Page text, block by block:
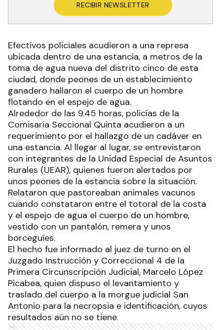
RECIBIR NEWSLETTER
Efectivos policiales acudieron a una represa
ubicada dentro de una estancia, a metros de la
toma de agua nueva del distrito cinco de esta
ciudad, donde peones de un establecimiento
ganadero hallaron el cuerpo de un hombre
flotando en el espejo de agua.
Alrededor de las 9.45 horas, policías de la
Comisaría Seccional Quinta acudieron a un
requerimiento por el hallazgo de un cadáver en
una estancia. Al llegar al lugar, se entrevistaron
con integrantes de la Unidad Especial de Asuntos
Rurales (UEAR), quienes fueron alertados por
unos peones de la estancia sobre la situación.
Relataron que pastoreaban animales vacunos
cuando constataron entre el totoral de la costa
y el espejo de agua el cuerpo de un hombre,
vestido con un pantalón, remera y unos
borceguíes.
El hecho fue informado al juez de turno en el
Juzgado Instrucción y Correccional 4 de la
Primera Circunscripción Judicial, Marcelo López
Picabea, quien dispuso el levantamiento y
traslado del cuerpo a la morgue judicial San
Antonio para la necropsia e identificación, cuyos
resultados aún no se tiene.
Ads